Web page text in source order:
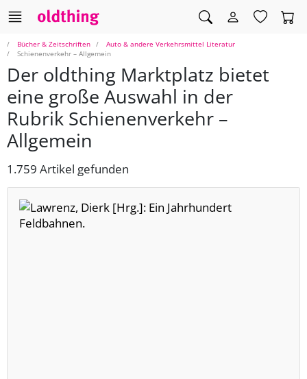
Bücher & Zeitschriften
Auto & andere Verkehrsmittel Literatur
Schienenverkehr – Allgemein
Der oldthing Marktplatz bietet
eine große Auswahl in der
Rubrik Schienenverkehr –
Allgemein
1.759 Artikel gefunden